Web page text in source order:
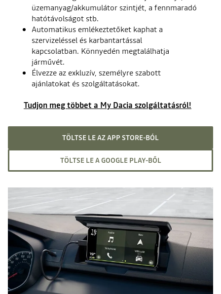
üzemanyag/akkumulátor szintjét, a fennmaradó
hatótávolságot stb.
Automatikus emlékeztetőket kaphat a
szervizeléssel és karbantartással
kapcsolatban. Könnyedén megtalálhatja
járművét.
Élvezze az exkluzív, személyre szabott
ajánlatokat és szolgáltatásokat.
Tudjon meg többet a My Dacia szolgáltatásról!
TÖLTSE LE AZ APP STORE-BÓL
TÖLTSE LE A GOOGLE PLAY-BŐL